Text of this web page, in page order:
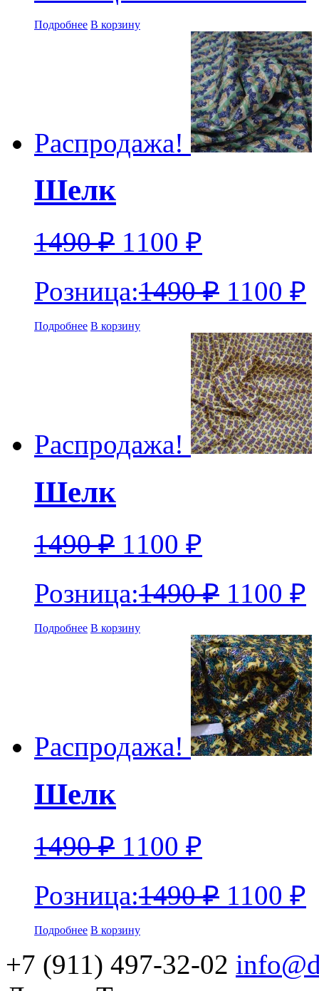
Подробнее В корзину
Распродажа!
Шелк
1490₽ 1100 ₽
Розница:1490₽ 1100 ₽
Подробнее В корзину
Распродажа!
Шелк
1490₽ 1100 ₽
Розница:1490₽ 1100 ₽
Подробнее В корзину
Распродажа!
Шелк
1490₽ 1100 ₽
Розница:1490₽ 1100 ₽
Подробнее В корзину
+7 (911) 497-32-02